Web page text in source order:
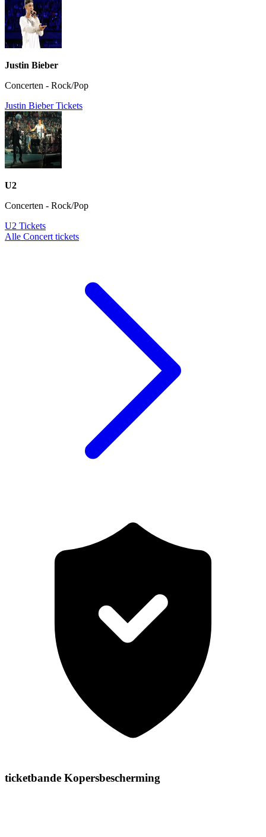
Justin Bieber
Concerten - Rock/Pop
Justin Bieber Tickets
U2
Concerten - Rock/Pop
U2 Tickets
Alle Concert tickets
ticketbande Kopersbescherming